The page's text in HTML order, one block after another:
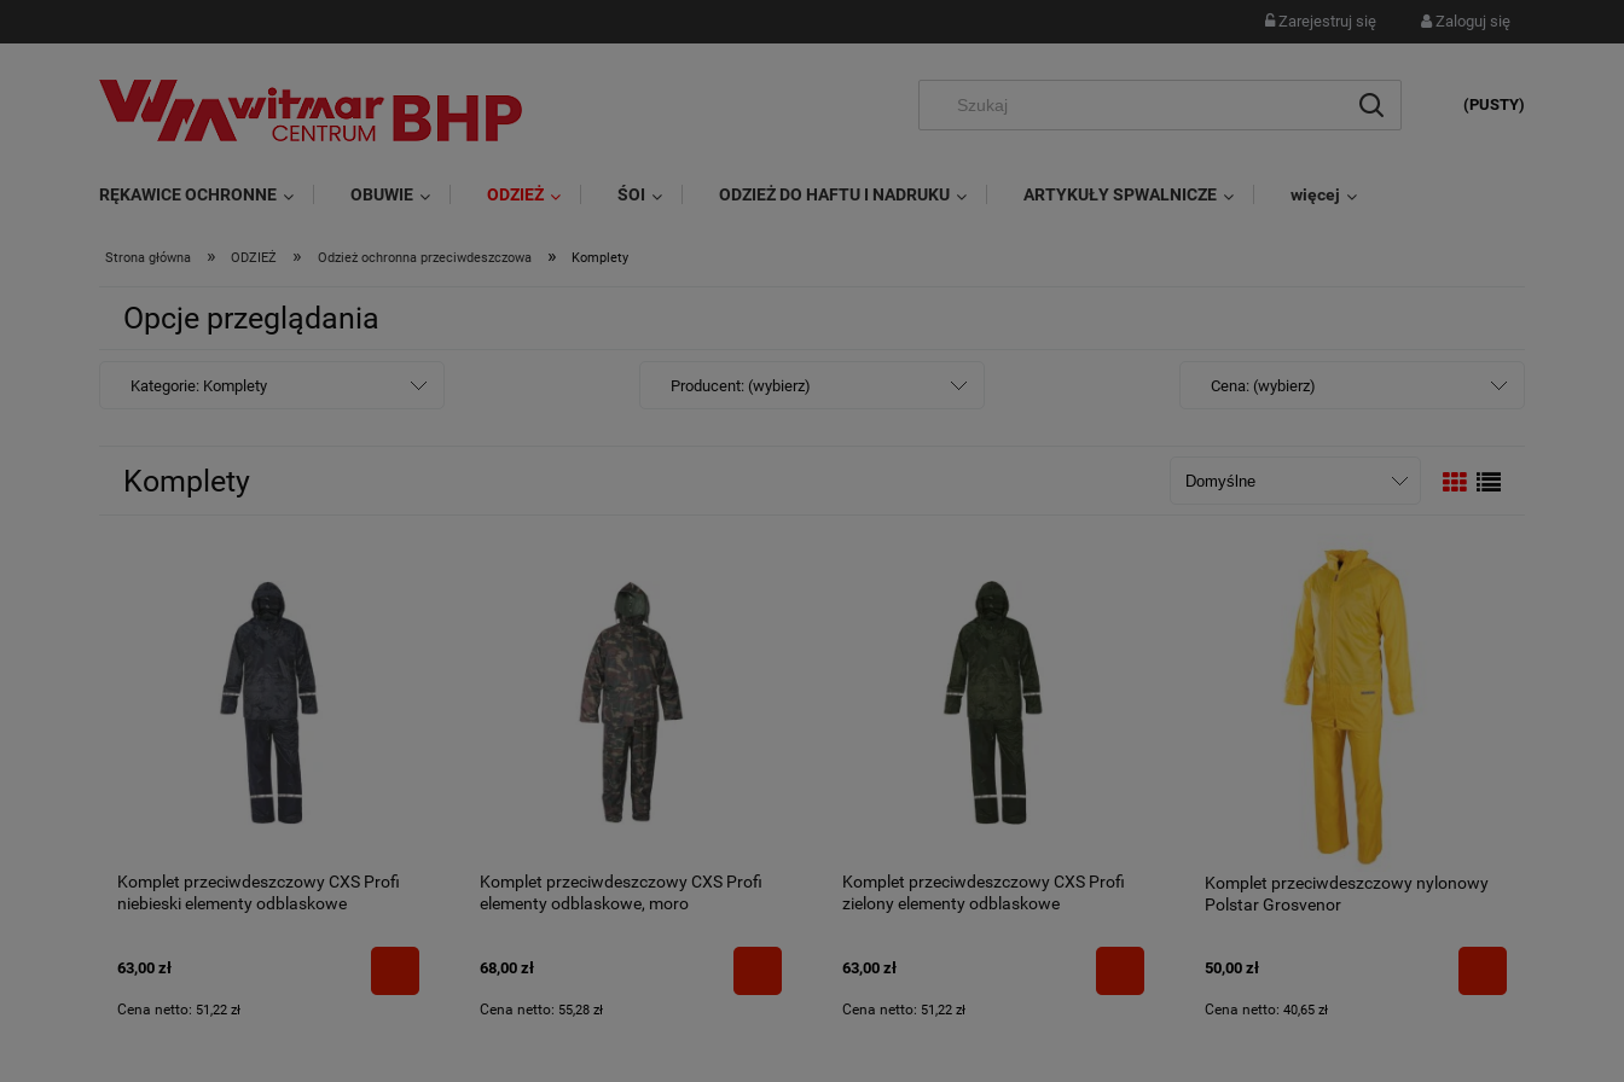
Zarejestruj się Zaloguj się
(PUSTY)
RĘKAWICE OCHRONNE OBUWIE ODZIEŻ ŚOI ODZIEŻ DO HAFTU I NADRUKU ARTYKUŁY SPWALNICZE więcej
Strona główna » ODZIEŻ » Odzież ochronna przeciwdeszczowa » Komplety
Opcje przeglądania
Kategorie: Komplety Producent: (wybierz) Cena: (wybierz)
Komplety
Komplet przeciwdeszczowy CXS Profi
niebieski elementy odblaskowe
63,00 zł
Cena netto: 51,22 zł
Komplet przeciwdeszczowy CXS Profi
elementy odblaskowe, moro
68,00 zł
Cena netto: 55,28 zł
Komplet przeciwdeszczowy CXS Profi
zielony elementy odblaskowe
63,00 zł
Cena netto: 51,22 zł
Komplet przeciwdeszczowy nylonowy
Polstar Grosvenor
50,00 zł
Cena netto: 40,65 zł